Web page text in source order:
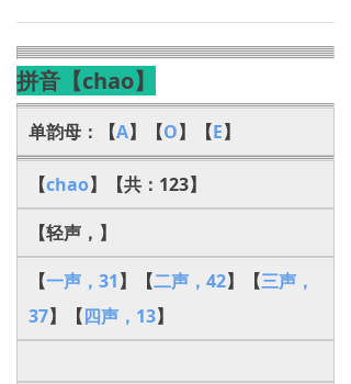
拼音【chao】
单韵母：【A】【O】【E】
【chao】【共：123】
【轻声，】
【一声，31】【二声，42】【三声，
37】【四声，13】